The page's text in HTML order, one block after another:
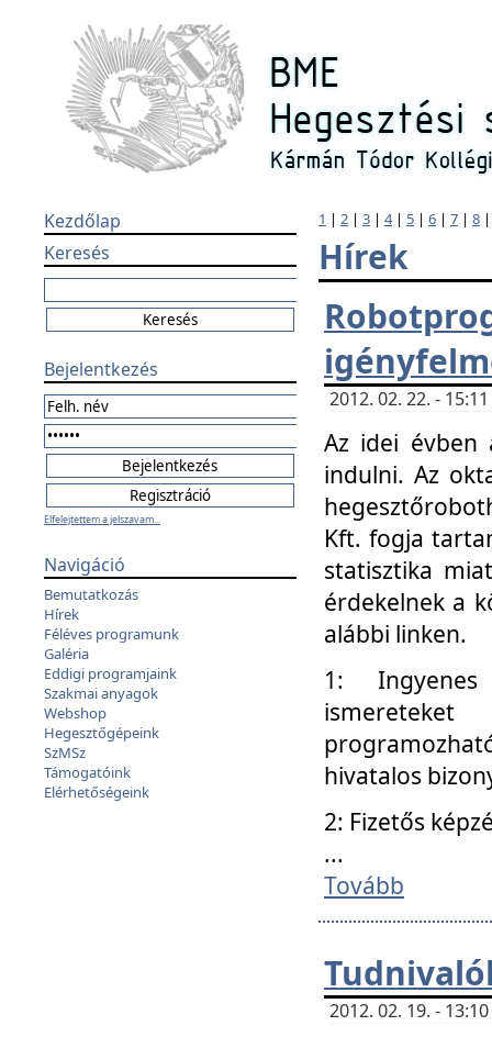
Kezdőlap
Keresés
Bejelentkezés
Elfelejtettem a jelszavam...
Navigáció
Bemutatkozás
Hírek
Féléves programunk
Galéria
Eddigi programjaink
Szakmai anyagok
Webshop
Hegesztőgépeink
SzMSz
Támogatóink
Elérhetőségeink
1 | 2 | 3 | 4| 5 | 6 | 7 | 8
Hírek
2012. 02. 22. -
Az idei évben
indulni. Az
Kft. fogja
statisztika
érdekelnek a
alábbi linken.
1: Ingyenes
hivatalos
2: Fizetős
...
Tovább
2012. 02. 19. -